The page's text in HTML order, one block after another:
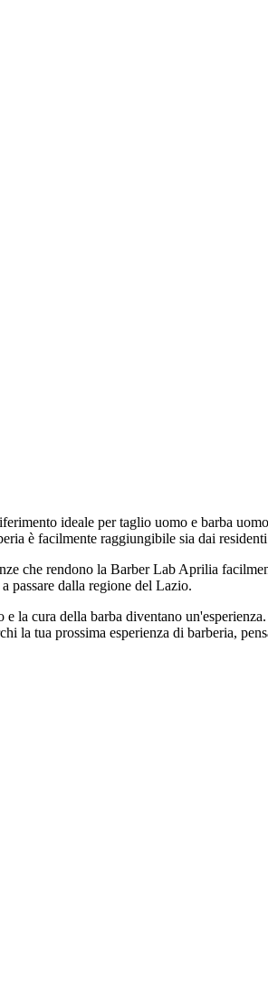
ideale per taglio uomo e barba
è facilmente raggiungibile sia dai
che rendono la Barber Lab Aprilia
passare dalla regione del Lazio.
cura della barba diventano
la tua prossima esperienza di barberia,